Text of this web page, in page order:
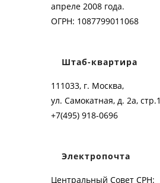
апреле 2008 года.
ОГРН: 1087799011068
Штаб-квартира
111033, г. Москва,
ул. Самокатная, д. 2а, стр.1
+7(495) 918-0696
Электропочта
Центральный Совет СРН: